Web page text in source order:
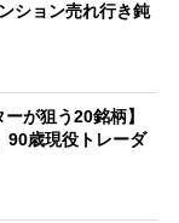
ション売れ行き鈍
ーが狙う20銘柄】
90歳現役トレーダ